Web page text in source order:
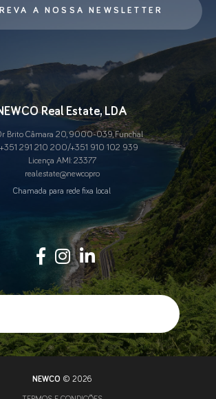
A NOSSA NEWSLETTER
Real Estate, LDA
Brito Câmara 20, 9000-039, Funchal
+351 291 210 200/+351 910 102 939
Licença AMI: 23377
real.estate@newco.pro
Chamada para rede fixa local
NEWCO © 2026